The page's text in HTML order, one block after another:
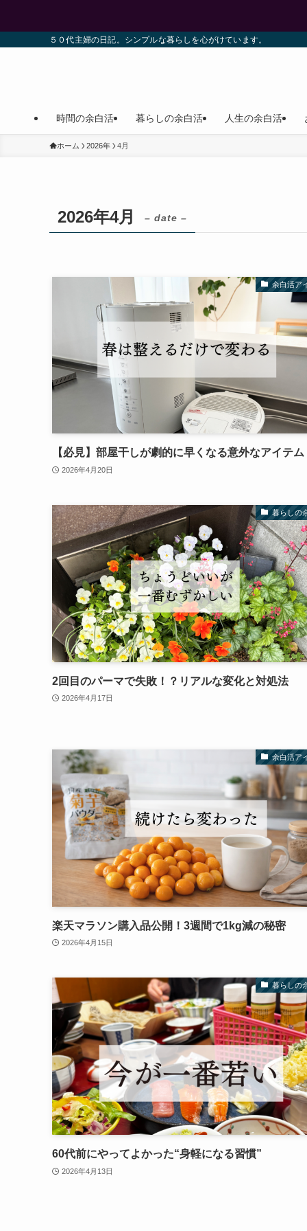
５０代主婦の日記。シンプルな暮らしを心がけています。
時間の余白活 暮らしの余白活 人生の余白活
ホーム 2026年 4月
2026年4月 – date –
余白活ア
【必見】部屋干しが劇的に早くなる意外なアイテム
2026年4月20日
暮らしの
2回目のパーマで失敗！？リアルな変化と対処法
2026年4月17日
余白活ア
楽天マラソン購入品公開！3週間で1kg減の秘密
2026年4月15日
暮らしの
60代前にやってよかった“身軽になる習慣”
2026年4月13日